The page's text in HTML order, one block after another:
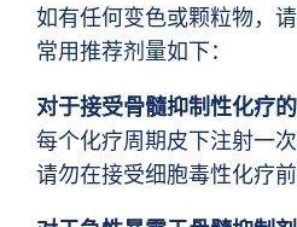
如有任何变色或颗粒物，请
常用推荐剂量如下：
对于接受骨髓抑制性化疗的
每个化疗周期皮下注射一次
请勿在接受细胞毒性化疗